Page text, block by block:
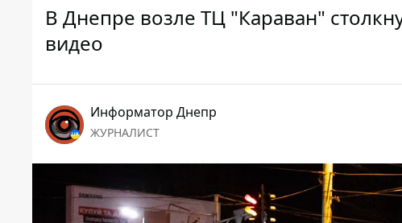
В Днепре возле ТЦ "Караван"
видео
Информатор Днепр
ЖУРНАЛИСТ